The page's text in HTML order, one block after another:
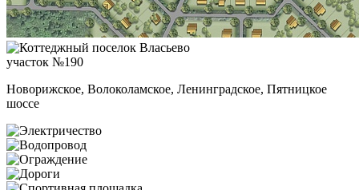
участок №190
Новорижское, Волоколамское, Ленинградское, Пятницкое
шоссе